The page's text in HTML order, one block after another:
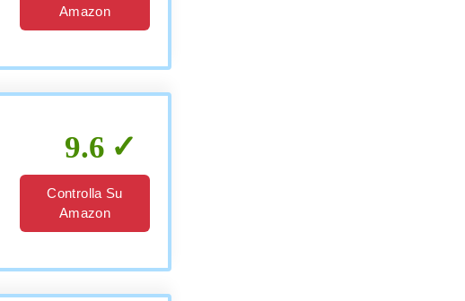
Amazon
9.6
Controlla Su
Amazon